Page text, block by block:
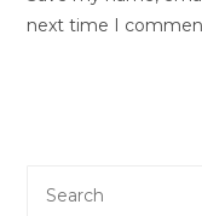
next time I